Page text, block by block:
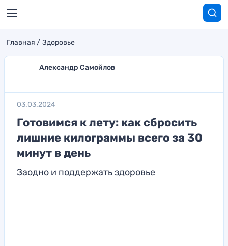
Главная Здоровье
Александр Самойлов
03.03.2024
Готовимся к лету: как сбросить
лишние килограммы всего за 30
минут в день
Заодно и поддержать здоровье